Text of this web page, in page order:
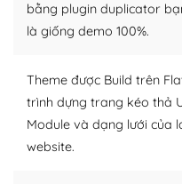
Cộng đồng sử dụng
Plugin mở rộng là thành
WordPress để tăng
nhiều plugin trả phí hoặc
bằng plugin duplicator
là giống demo 100%.
Theme được Build trên
trình dựng trang kéo thả
Module và dạng lưới của
website.